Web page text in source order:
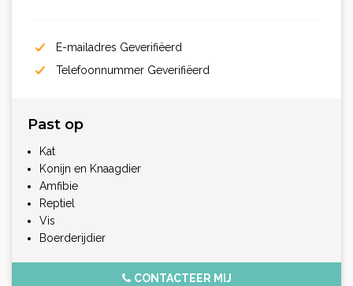
E-mailadres Geverifiëerd
Telefoonnummer Geverifiëerd
Past op
Kat
Konijn en Knaagdier
Amfibie
Reptiel
Vis
Boerderijdier
CONTACTEER MIJ